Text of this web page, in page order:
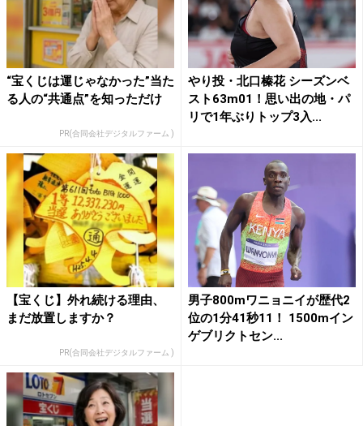
“宝くじは運じゃなかった”当た
る人の“共通点”を知っただけ
PR(合同会社デジタルファーム )
やり投・北口榛花 シーズンベ
スト63m01！思い出の地・パ
リで1年ぶりトップ3入...
【宝くじ】外れ続ける理由、
まだ放置しますか？
PR(合同会社デジタルファーム )
男子800mワニョニイが歴代2
位の1分41秒11！ 1500mイン
ゲブリクトセン...